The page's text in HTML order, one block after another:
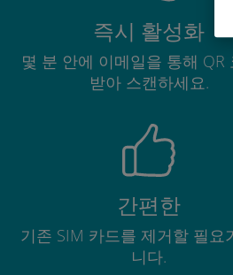
즉시 활성화
몇 분 안에 이메일을 통해 QR
받아 스캔하세요.
간편한
기존 SIM 카드를 제거할 필요
니다.